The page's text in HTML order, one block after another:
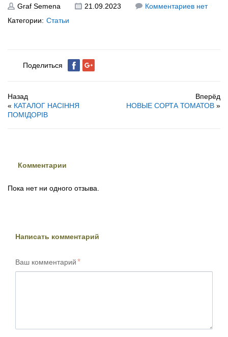
Graf Semena 21.09.2023
Комментариев нет
Категории: Статьи
Поделиться
Назад
« КАТАЛОГ НАСІННЯ
ПОМІДОРІВ
Вперёд
НОВЫЕ СОРТА ТОМАТОВ »
Комментарии
Пока нет ни одного отзыва.
Написать комментарий
Ваш комментарий